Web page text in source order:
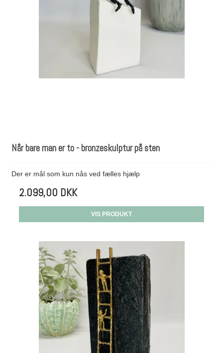
Når bare man er to - bronzeskulptur på sten
Der er mål som kun nås ved fælles hjælp
2.099,00 DKK
VIS PRODUKT